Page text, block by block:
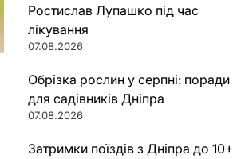
Ростислав Лупашко під час
лікування
07.08.2026
Обрізка рослин у серпні: поради
для садівників Дніпра
07.08.2026
Затримки поїздів з Дніпра до 10+